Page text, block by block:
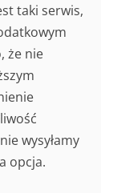
taki serwis,
że nie
wysyłamy
opcja.